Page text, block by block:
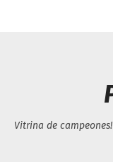
Vitrina de campeones!